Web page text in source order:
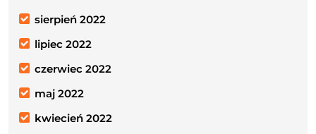
sierpień 2022
lipiec 2022
czerwiec 2022
maj 2022
kwiecień 2022